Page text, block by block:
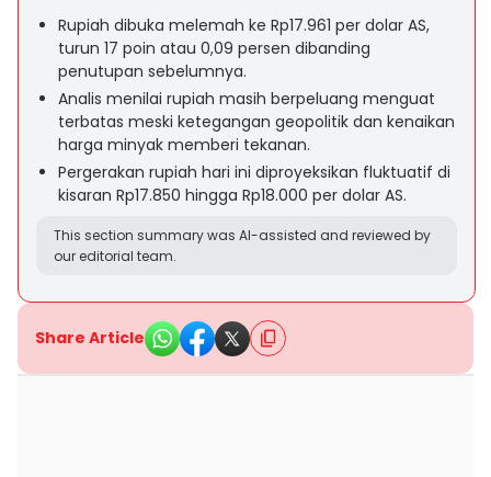
Rupiah dibuka melemah ke Rp17.961 per dolar AS,
turun 17 poin atau 0,09 persen dibanding
penutupan sebelumnya.
Analis menilai rupiah masih berpeluang menguat
terbatas meski ketegangan geopolitik dan kenaikan
harga minyak memberi tekanan.
Pergerakan rupiah hari ini diproyeksikan fluktuatif di
kisaran Rp17.850 hingga Rp18.000 per dolar AS.
This section summary was AI-assisted and reviewed by
our editorial team.
Share Article